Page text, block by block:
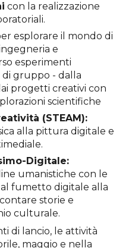
con la realizzazione
esplorare il mondo di
e
esperimenti
gruppo - dalla
progetti creativi con
scientifiche
(STEAM):
alla pittura digitale e
Digitale:
umanistiche con le
fumetto digitale alla
storie e
culturale.
di lancio, le attività
maggio e nella